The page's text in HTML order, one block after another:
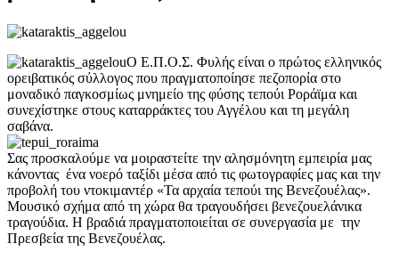
Ο Ε.Π.Ο.Σ. Φυλής είναι ο πρώτος ελληνικός
ορειβατικός σύλλογος που πραγματοποίησε πεζοπορία στο
μοναδικό παγκοσμίως μνημείο της φύσης τεπούι Ροράϊμα και
συνεχίστηκε στους καταρράκτες του Αγγέλου και τη μεγάλη
σαβάνα.
Σας προσκαλούμε να μοιραστείτε την αλησμόνητη εμπειρία μας
κάνοντας ένα νοερό ταξίδι μέσα από τις φωτογραφίες μας και την
προβολή του ντοκιμαντέρ «Τα αρχαία τεπούι της Βενεζουέλας».
Μουσικό σχήμα από τη χώρα θα τραγουδήσει βενεζουελάνικα
τραγούδια. Η βραδιά πραγματοποιείται σε συνεργασία με την
Πρεσβεία της Βενεζουέλας.